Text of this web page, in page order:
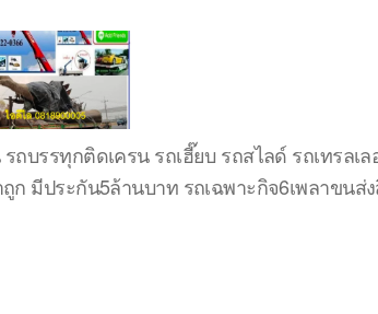
ถบรรทุกติดเครน รถเฮี๊ยบ รถสไลด์ รถเทรลเ
ก มีประกัน5ล้านบาท รถเฉพาะกิจ6เพลาขนส่